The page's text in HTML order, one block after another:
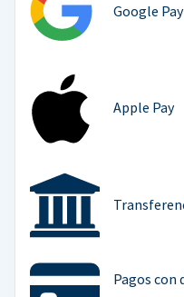
Google Pay
Apple Pay
Pagos con